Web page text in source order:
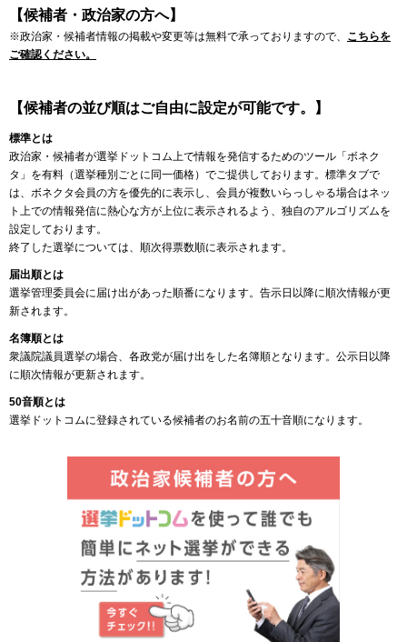
【候補者・政治家の方へ】
※政治家・候補者情報の掲載や変更等は無料で承っておりますので、 こちらを
ご確認ください。
【候補者の並び順はご自由に設定が可能です。】
標準とは
政治家・候補者が選挙ドットコム上で情報を発信するためのツール「ボネク
タ」を有料（選挙種別ごとに同一価格）でご提供しております。標準タブで
は、ボネクタ会員の方を優先的に表示し、会員が複数いらっしゃる場合はネッ
ト上での情報発信に熱心な方が上位に表示されるよう、独自のアルゴリズムを
設定しております。
終了した選挙については、順次得票数順に表示されます。
届出順とは
選挙管理委員会に届け出があった順番になります。告示日以降に順次情報が更
新されます。
名簿順とは
衆議院議員選挙の場合、各政党が届け出をした名簿順となります。公示日以降
に順次情報が更新されます。
50音順とは
選挙ドットコムに登録されている候補者のお名前の五十音順になります。